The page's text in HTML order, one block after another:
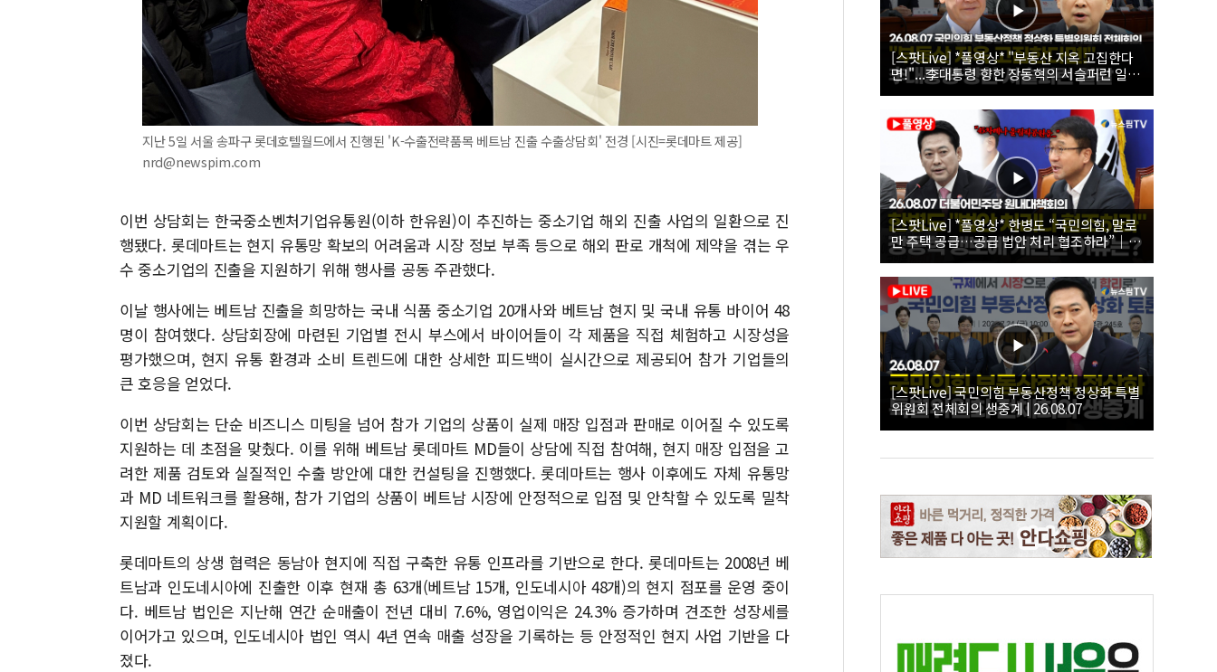
지난 5일 서울 송파구 롯데호텔월드에서 진행된 'K-수출전략품목 베트남 진출 수출상담회' 전경 [시진=롯데마트 제공]
nrd@newspim.com
이번 상담회는 한국중소벤처기업유통원(이하 한유원)이 추진하는 중소기업 해외 진출 사업의 일환으로 진
행됐다. 롯데마트는 현지 유통망 확보의 어려움과 시장 정보 부족 등으로 해외 판로 개척에 제약을 겪는 우
수 중소기업의 진출을 지원하기 위해 행사를 공동 주관했다.
이날 행사에는 베트남 진출을 희망하는 국내 식품 중소기업 20개사와 베트남 현지 및 국내 유통 바이어 48
명이 참여했다. 상담회장에 마련된 기업별 전시 부스에서 바이어들이 각 제품을 직접 체험하고 시장성을
평가했으며, 현지 유통 환경과 소비 트렌드에 대한 상세한 피드백이 실시간으로 제공되어 참가 기업들의
큰 호응을 얻었다.
이번 상담회는 단순 비즈니스 미팅을 넘어 참가 기업의 상품이 실제 매장 입점과 판매로 이어질 수 있도록
지원하는 데 초점을 맞췄다. 이를 위해 베트남 롯데마트 MD들이 상담에 직접 참여해, 현지 매장 입점을 고
려한 제품 검토와 실질적인 수출 방안에 대한 컨설팅을 진행했다. 롯데마트는 행사 이후에도 자체 유통망
과 MD 네트워크를 활용해, 참가 기업의 상품이 베트남 시장에 안정적으로 입점 및 안착할 수 있도록 밀착
지원할 계획이다.
롯데마트의 상생 협력은 동남아 현지에 직접 구축한 유통 인프라를 기반으로 한다. 롯데마트는 2008년 베
트남과 인도네시아에 진출한 이후 현재 총 63개(베트남 15개, 인도네시아 48개)의 현지 점포를 운영 중이
다. 베트남 법인은 지난해 연간 순매출이 전년 대비 7.6%, 영업이익은 24.3% 증가하며 견조한 성장세를
이어가고 있으며, 인도네시아 법인 역시 4년 연속 매출 성장을 기록하는 등 안정적인 현지 사업 기반을 다
졌다.
[스팟Live] *풀영상* "부동산 지옥 고집한다
면!"...李대통령 향한 장동혁의 서슬퍼런 일갈
| 26.08.07 국민의힘 부동산정책 정상화 특별
위원회 전체회의
[스팟Live] *풀영상* 한병도 “국민의힘, 말로
만 주택 공급…공급 법안 처리 협조하라”｜
26.08.07 더불어민주당 원내대책회의
[스팟Live] 국민의힘 부동산정책 정상화 특별
위원회 전체회의 생중계 | 26.08.07